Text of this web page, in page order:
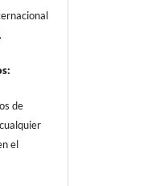
.
de
el